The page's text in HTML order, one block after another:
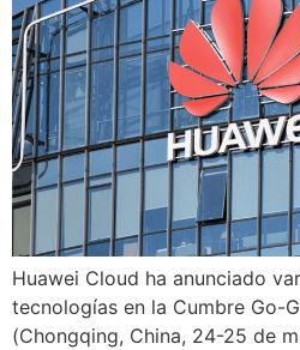
Huawei Cloud ha anunciado
tecnologías en la Cumbre Go-
(Chongqing, China, 24-25 de